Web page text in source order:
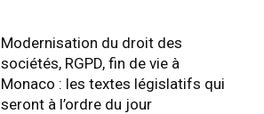
Modernisation du droit des
sociétés, RGPD, fin de vie à
Monaco : les textes législatifs qui
seront à l’ordre du jour